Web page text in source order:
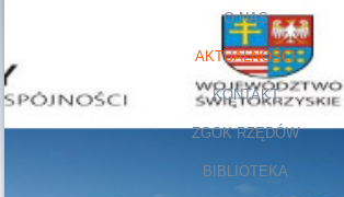
O NAS
AKTUALNOŚCI
KONTAKT
ZGOK RZĘDÓW
BIBLIOTEKA